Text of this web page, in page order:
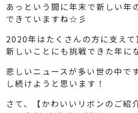
あっという間に年末で新しい年
できていますね☆彡
2020年はたくさんの方に支えて
新しいことにも挑戦できた年に
悲しいニュースが多い世の中で
し続けようと思います！
さて、【かわいいリボンのご紹